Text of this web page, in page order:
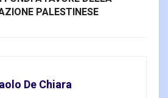
PALESTINESE
De Chiara